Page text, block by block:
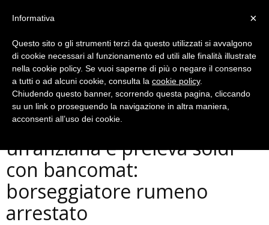
Cronaca
Terni, ruba portafoglio ad
un’anziana e preleva soldi
con bancomat:
borseggiatore rumeno
arrestato
×
Informativa
Questo sito o gli strumenti terzi da questo utilizzati si avvalgono
di cookie necessari al funzionamento ed utili alle finalità illustrate
nella cookie policy. Se vuoi saperne di più o negare il consenso
a tutti o ad alcuni cookie, consulta la cookie policy.
Chiudendo questo banner, scorrendo questa pagina, cliccando
su un link o proseguendo la navigazione in altra maniera,
acconsenti all’uso dei cookie.